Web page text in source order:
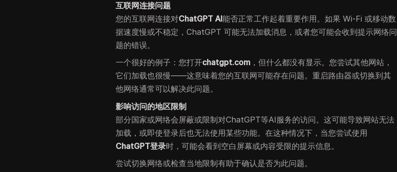
互联网连接问题
您的互联网连接对ChatGPT AI能否正常工作起着重要作用。如果 Wi-Fi 或移动数
据速度慢或不稳定，ChatGPT 可能无法加载消息，或者您可能会收到提示网络问
题的错误。
一个很好的例子：您打开chatgpt.com ，但什么都没有显示。您尝试其他网站，
它们加载也很慢——这意味着您的互联网可能存在问题。重启路由器或切换到其
他网络通常可以解决此问题。
影响访问的地区限制
部分国家或网络会屏蔽或限制对ChatGPT等AI服务的访问。这可能导致网站无法
加载，或即使登录后也无法使用某些功能。在这种情况下，当您尝试使用
ChatGPT登录时，可能会看到空白屏幕或内容受限的提示信息。
尝试切换网络或检查当地限制有助于确认是否为此问题。